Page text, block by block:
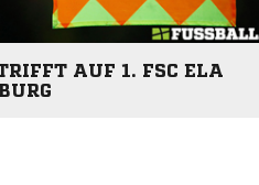
AUF 1. FSC ELA